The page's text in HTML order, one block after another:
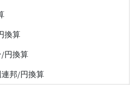
換算
/円換算
連邦/円換算